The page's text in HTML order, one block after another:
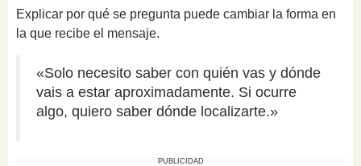
Explicar por qué se pregunta puede cambiar la forma en
la que recibe el mensaje.
«Solo necesito saber con quién vas y dónde
vais a estar aproximadamente. Si ocurre
algo, quiero saber dónde localizarte.»
PUBLICIDAD